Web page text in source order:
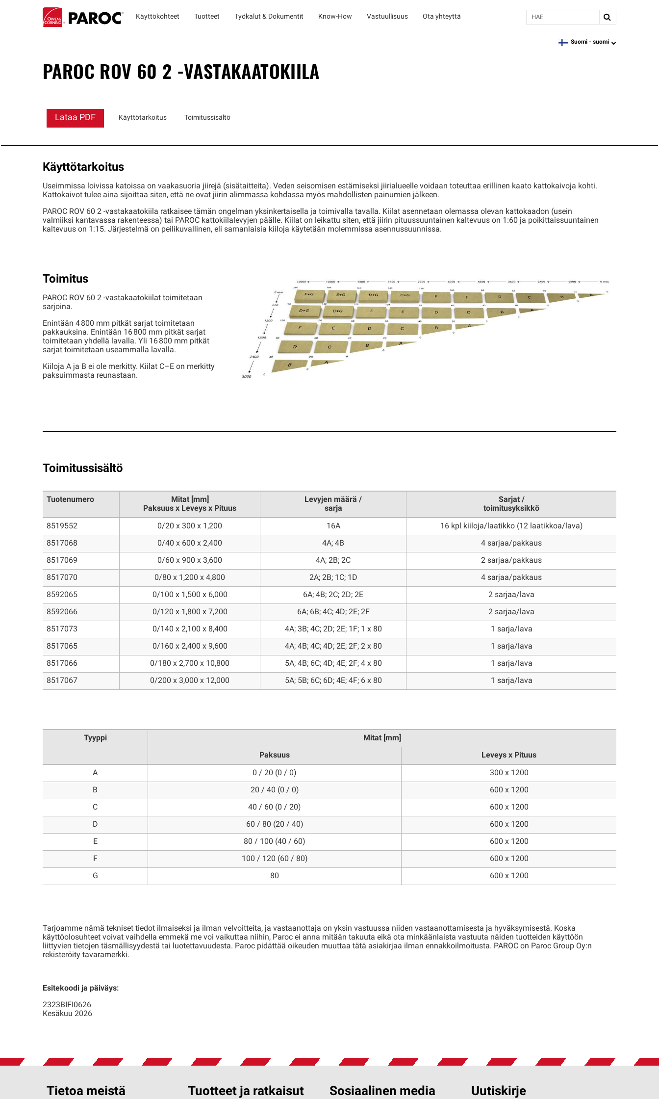
Käyttökohteet Tuotteet Työkalut & Dokumentit Know-How Vastuullisuus Ota yhteyttä Hae
language
Suomi - suomi
PAROC ROV 60 2 -VASTAKAATOKIILA
Lataa PDF Käyttötarkoitus Toimitussisältö
Käyttötarkoitus
Useimmissa loivissa katoissa on vaakasuoria jiirejä (sisätaitteita). Veden seisomisen estämiseksi jiirialueelle voidaan toteuttaa erillinen kaato kattokaivoja kohti.
Kattokaivot tulee aina sijoittaa siten, että ne ovat jiirin alimmassa kohdassa myös mahdollisten painumien jälkeen.
PAROC ROV 60 2 -vastakaatokiila ratkaisee tämän ongelman yksinkertaisella ja toimivalla tavalla. Kiilat asennetaan olemassa olevan kattokaadon (usein
valmiiksi kantavassa rakenteessa) tai PAROC kattokiilalevyjen päälle. Kiilat on leikattu siten, että jiirin pituussuuntainen kaltevuus on 1:60 ja poikittaissuuntainen
kaltevuus on 1:15. Järjestelmä on peilikuvallinen, eli samanlaisia kiiloja käytetään molemmissa asennussuunnissa.
Toimitus
PAROC ROV 60 2 -vastakaatokiilat toimitetaan
sarjoina.
Enintään 4 800 mm pitkät sarjat toimitetaan
pakkauksina. Enintään 16 800 mm pitkät sarjat
toimitetaan yhdellä lavalla. Yli 16 800 mm pitkät
sarjat toimitetaan useammalla lavalla.
Kiiloja A ja B ei ole merkitty. Kiilat C–E on merkitty
paksuimmasta reunastaan.
Toimitussisältö
Tuotenumero
Mitat [mm]
Paksuus x Leveys x Pituus
Levyjen määrä /
sarja
Sarjat /
toimitusyksikkö
8519552 0/20 x 300 x 1,200 16A 16 kpl kiiloja/laatikko (12 laatikkoa/lava)
8517068 0/40 x 600 x 2,400 4A; 4B 4 sarjaa/pakkaus
8517069 0/60 x 900 x 3,600 4A; 2B; 2C 2 sarjaa/pakkaus
8517070 0/80 x 1,200 x 4,800 2A; 2B; 1C; 1D 4 sarjaa/pakkaus
8592065 0/100 x 1,500 x 6,000 6A; 4B; 2C; 2D; 2E 2 sarjaa/lava
8592066 0/120 x 1,800 x 7,200 6A; 6B; 4C; 4D; 2E; 2F 2 sarjaa/lava
8517073 0/140 x 2,100 x 8,400 4A; 3B; 4C; 2D; 2E; 1F; 1 x 80 1 sarja/lava
8517065 0/160 x 2,400 x 9,600 4A; 4B; 4C; 4D; 2E; 2F; 2 x 80 1 sarja/lava
8517066 0/180 x 2,700 x 10,800 5A; 4B; 6C; 4D; 4E; 2F; 4 x 80 1 sarja/lava
8517067 0/200 x 3,000 x 12,000 5A; 5B; 6C; 6D; 4E; 4F; 6 x 80 1 sarja/lava
Tyyppi Mitat [mm]
Paksuus Leveys x Pituus
A 0 / 20 (0 / 0) 300 x 1200
B 20 / 40 (0 / 0) 600 x 1200
C 40 / 60 (0 / 20) 600 x 1200
D 60 / 80 (20 / 40) 600 x 1200
E 80 / 100 (40 / 60) 600 x 1200
F 100 / 120 (60 / 80) 600 x 1200
G 80 600 x 1200
Tarjoamme nämä tekniset tiedot ilmaiseksi ja ilman velvoitteita, ja vastaanottaja on yksin vastuussa niiden vastaanottamisesta ja hyväksymisestä. Koska
käyttöolosuhteet voivat vaihdella emmekä me voi vaikuttaa niihin, Paroc ei anna mitään takuuta eikä ota minkäänlaista vastuuta näiden tuotteiden käyttöön
liittyvien tietojen täsmällisyydestä tai luotettavuudesta. Paroc pidättää oikeuden muuttaa tätä asiakirjaa ilman ennakkoilmoitusta. PAROC on Paroc Group Oy:n
rekisteröity tavaramerkki.
Esitekoodi ja päiväys:
2323BIFI0626
Kesäkuu 2026
Tietoa meistä Tuotteet ja ratkaisut Sosiaalinen media Uutiskirje